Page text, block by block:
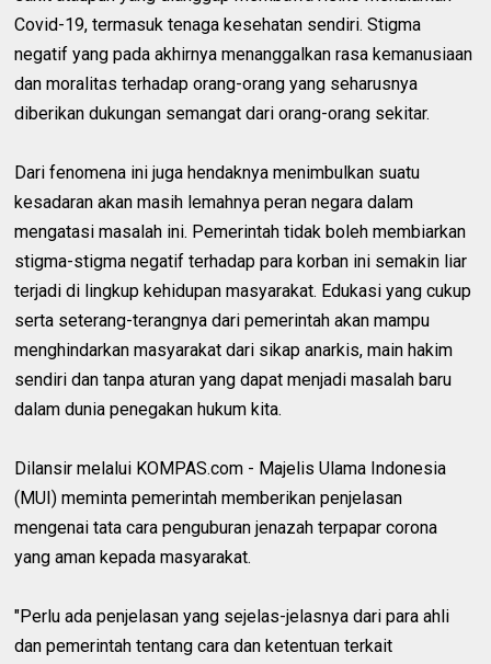
Covid-19, termasuk tenaga kesehatan sendiri. Stigma
negatif yang pada akhirnya menanggalkan rasa kemanusiaan
dan moralitas terhadap orang-orang yang seharusnya
diberikan dukungan semangat dari orang-orang sekitar.
Dari fenomena ini juga hendaknya menimbulkan suatu
kesadaran akan masih lemahnya peran negara dalam
mengatasi masalah ini. Pemerintah tidak boleh membiarkan
stigma-stigma negatif terhadap para korban ini semakin liar
terjadi di lingkup kehidupan masyarakat. Edukasi yang cukup
serta seterang-terangnya dari pemerintah akan mampu
menghindarkan masyarakat dari sikap anarkis, main hakim
sendiri dan tanpa aturan yang dapat menjadi masalah baru
dalam dunia penegakan hukum kita.
Dilansir melalui KOMPAS.com - Majelis Ulama Indonesia
(MUI) meminta pemerintah memberikan penjelasan
mengenai tata cara penguburan jenazah terpapar corona
yang aman kepada masyarakat.
"Perlu ada penjelasan yang sejelas-jelasnya dari para ahli
dan pemerintah tentang cara dan ketentuan terkait